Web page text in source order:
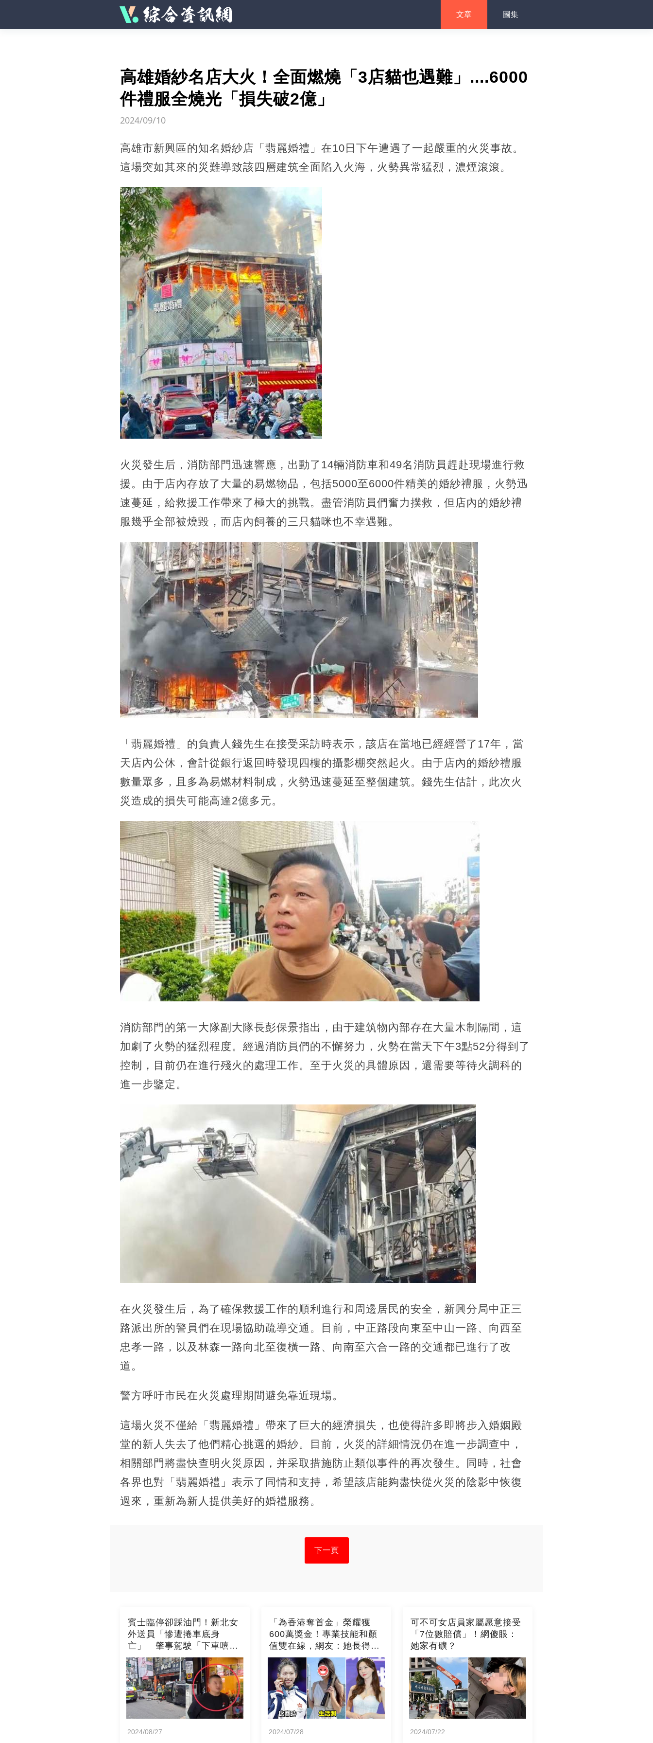
文章 圖集
高雄婚紗名店大火！全面燃燒「3店貓也遇難」....6000
件禮服全燒光「損失破2億」
2024/09/10
高雄市新興區的知名婚紗店「翡麗婚禮」在10日下午遭遇了一起嚴重的火災事故。
這場突如其來的災難導致該四層建筑全面陷入火海，火勢異常猛烈，濃煙滾滾。
火災發生后， 消防部門迅速響應，出動了14輛消防車和49名消防員趕赴現場進行救
援。由于店內存放了大量的易燃物品，包括5000至6000件精美的婚紗禮服，火勢迅
速蔓延，給救援工作帶來了極大的挑戰。 盡管消防員們奮力撲救，但店內的婚紗禮
服幾乎全部被燒毀，而店內飼養的三只貓咪也不幸遇難。
「翡麗婚禮」的負責人錢先生在接受采訪時表示，該店在當地已經經營了17年，當
天店內公休，會計從銀行返回時發現四樓的攝影棚突然起火。由于店內的婚紗禮服
數量眾多，且多為易燃材料制成，火勢迅速蔓延至整個建筑。錢先生估計，此次火
災造成的損失可能高達2億多元。
消防部門的第一大隊副大隊長彭保景指出，由于建筑物內部存在大量木制隔間，這
加劇了火勢的猛烈程度。經過消防員們的不懈努力，火勢在當天下午3點52分得到了
控制，目前仍在進行殘火的處理工作。至于火災的具體原因，還需要等待火調科的
進一步鑒定。
在火災發生后，為了確保救援工作的順利進行和周邊居民的安全，新興分局中正三
路派出所的警員們在現場協助疏導交通。目前，中正路段向東至中山一路、向西至
忠孝一路，以及林森一路向北至復橫一路、向南至六合一路的交通都已進行了改
道。
警方呼吁市民在火災處理期間避免靠近現場。
這場火災不僅給「翡麗婚禮」帶來了巨大的經濟損失，也使得許多即將步入婚姻殿
堂的新人失去了他們精心挑選的婚紗。目前，火災的詳細情況仍在進一步調查中，
相關部門將盡快查明火災原因，并采取措施防止類似事件的再次發生。同時，社會
各界也對「翡麗婚禮」表示了同情和支持，希望該店能夠盡快從火災的陰影中恢復
過來，重新為新人提供美好的婚禮服務。
下一頁
賓士臨停卻踩油門！新北女
外送員「慘遭捲車底身
亡」 肇事駕駛「下車嘻笑
不報警」
2024/08/27
「為香港奪首金」榮耀獲
600萬獎金！專業技能和顏
值雙在線，網友：她長得超
像林志玲！好美
2024/07/28
可不可女店員家屬愿意接受
「7位數賠償」！網傻眼：
她家有礦？
2024/07/22